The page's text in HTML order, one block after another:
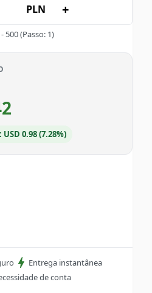
PLN +
- 500(Passo: 1)
0.98 (7.28%)
Entrega instantânea
de conta